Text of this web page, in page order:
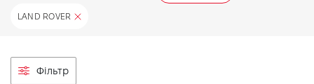
LAND ROVER
Фільтр